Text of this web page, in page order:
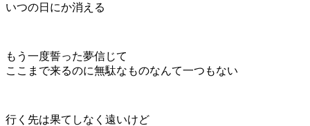
いつの日にか消える
もう一度誓った夢信じて
ここまで来るのに無駄なものなんて一つもない
行く先は果てしなく遠いけど